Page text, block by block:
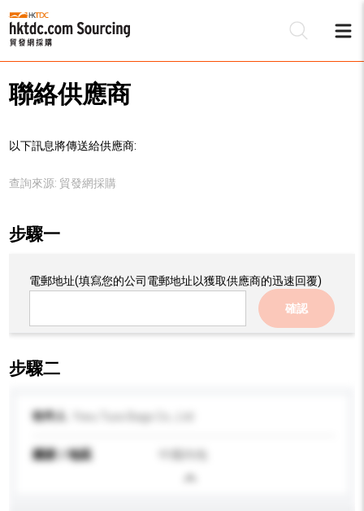
聯絡供應商
以下訊息將傳送給供應商:
查詢來源: 貿發網採購
步驟一
電郵地址(填寫您的公司電郵地址以獲取供應商的迅速回覆)
確認
步驟二
收件人
國家 / 地區